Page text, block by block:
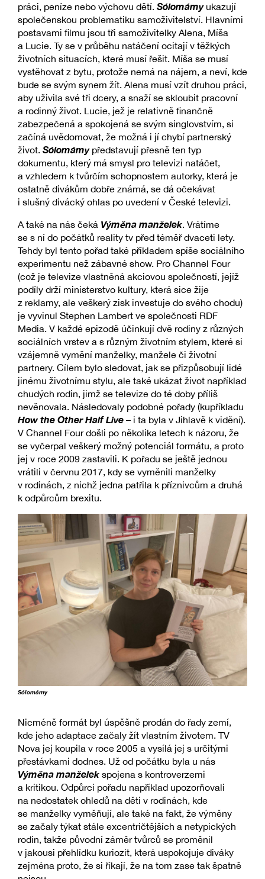
práci, peníze nebo výchovu dětí. Sólomámyukazují
společenskou problematiku samoživitelství. Hlavními
postavami filmu jsou tři samoživitelky Alena, Míša
a Lucie. Ty se v průběhu natáčení ocitají v těžkých
životních situacích, které musí řešit. Míša se musí
vystěhovat z bytu, protože nemá na nájem, a neví, kde
bude se svým synem žít. Alena musí vzít druhou práci,
aby uživila své tři dcery, a snaží se skloubit pracovní
a rodinný život. Lucie, jež je relativně finančně
zabezpečená a spokojená se svým singlovstvím, si
začíná uvědomovat, že možná i jí chybí partnerský
život. Sólomámypředstavují přesně ten typ
dokumentu, který má smysl pro televizi natáčet,
a vzhledem k tvůrčím schopnostem autorky, která je
ostatně divákům dobře známá, se dá očekávat
i slušný divácký ohlas po uvedení v České televizi.
A také na nás čeká Výměna manželek. Vrátíme
se s ní do počátků reality tv před téměř dvaceti lety.
Tehdy byl tento pořad také příkladem spíše sociálního
experimentu než zábavné show. Pro Channel Four
(což je televize vlastněná akciovou společností, jejíž
podíly drží ministerstvo kultury, která sice žije
z reklamy, ale veškerý zisk investuje do svého chodu)
je vyvinul Stephen Lambert ve společnosti RDF
Media. V každé epizodě účinkují dvě rodiny z různých
sociálních vrstev a s různým životním stylem, které si
vzájemně vymění manželky, manžele či životní
partnery. Cílem bylo sledovat, jak se přizpůsobují lidé
jinému životnímu stylu, ale také ukázat život například
chudých rodin, jimž se televize do té doby příliš
nevěnovala. Následovaly podobné pořady (kupříkladu
How the Other Half Live – i ta byla v Jihlavě k vidění).
V Channel Four došli po několika letech k názoru, že
se vyčerpal veškerý možný potenciál formátu, a proto
jej v roce 2009 zastavili. K pořadu se ještě jednou
vrátili v červnu 2017, kdy se vyměnili manželky
v rodinách, z nichž jedna patřila k příznivcům a druhá
k odpůrcům brexitu.
Sólomámy
Nicméně formát byl úspěšně prodán do řady zemí,
kde jeho adaptace začaly žít vlastním životem. TV
Nova jej koupila v roce 2005 a vysílá jej s určitými
přestávkami dodnes. Už od počátku byla u nás
Výměna manželek spojena s kontroverzemi
a kritikou. Odpůrci pořadu například upozorňovali
na nedostatek ohledů na děti v rodinách, kde
se manželky vyměňují, ale také na fakt, že výměny
se začaly týkat stále excentričtějších a netypických
rodin, takže původní záměr tvůrců se proměnil
v jakousi přehlídku kuriozit, která uspokojuje diváky
zejména proto, že si říkají, že na tom zase tak špatně